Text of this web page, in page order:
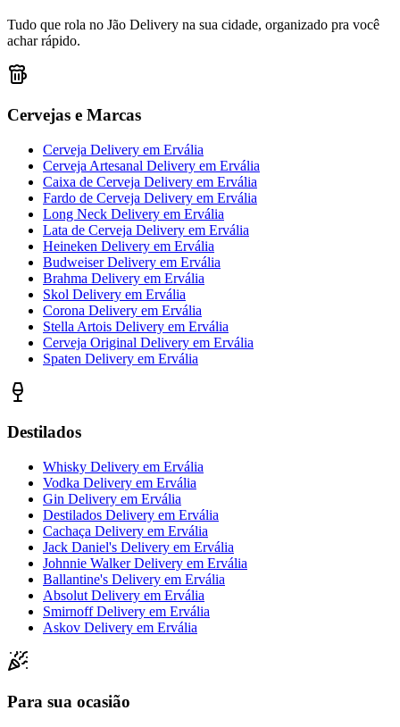
Tudo que rola no Jão Delivery na sua cidade, organizado pra você
achar rápido.
Cervejas e Marcas
Cerveja Delivery em Ervália
Cerveja Artesanal Delivery em Ervália
Caixa de Cerveja Delivery em Ervália
Fardo de Cerveja Delivery em Ervália
Long Neck Delivery em Ervália
Lata de Cerveja Delivery em Ervália
Heineken Delivery em Ervália
Budweiser Delivery em Ervália
Brahma Delivery em Ervália
Skol Delivery em Ervália
Corona Delivery em Ervália
Stella Artois Delivery em Ervália
Cerveja Original Delivery em Ervália
Spaten Delivery em Ervália
Destilados
Whisky Delivery em Ervália
Vodka Delivery em Ervália
Gin Delivery em Ervália
Destilados Delivery em Ervália
Cachaça Delivery em Ervália
Jack Daniel's Delivery em Ervália
Johnnie Walker Delivery em Ervália
Ballantine's Delivery em Ervália
Absolut Delivery em Ervália
Smirnoff Delivery em Ervália
Askov Delivery em Ervália
Para sua ocasião